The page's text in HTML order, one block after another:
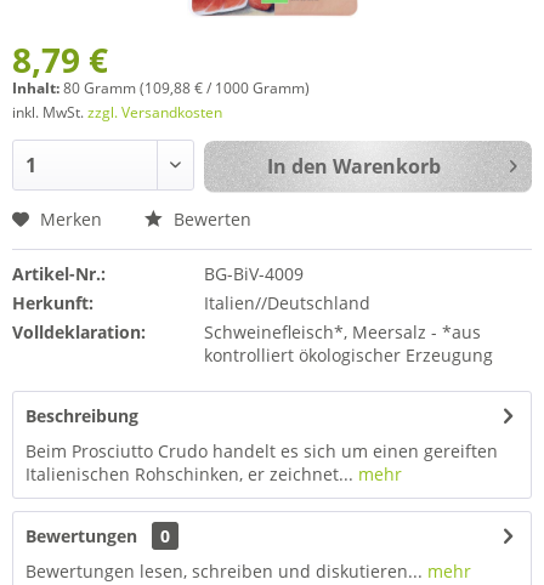
8,79 €
Inhalt:80 Gramm (109,88 € / 1000 Gramm)
inkl. MwSt.zzgl. Versandkosten
In den Warenkorb
Merken Bewerten
Artikel-Nr.:
BG-BiV-4009
Herkunft:
Italien//Deutschland
Volldeklaration:
Schweinefleisch*, Meersalz - *aus
kontrolliert ökologischer Erzeugung
Beschreibung
Beim Prosciutto Crudo handelt es sich um einen gereiften
Italienischen Rohschinken, er zeichnet... mehr
Bewertungen
0
Bewertungen lesen, schreiben und diskutieren... mehr